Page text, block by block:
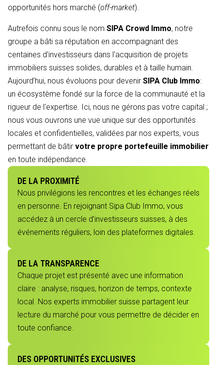
opportunités hors marché (off-market).
Autrefois connu sous le nom SIPA Crowd Immo, notre
groupe a bâti sa réputation en accompagnant des
centaines d'investisseurs dans l'acquisition de projets
immobiliers suisses solides, durables et à taille humain.
Aujourd’hui, nous évoluons pour devenir SIPA Club Immo:
un écosystème fondé sur la force de la communauté et la
rigueur de l'expertise. Ici, nous ne gérons pas votre capital ;
nous vous ouvrons une vue unique sur des opportunités
locales et confidentielles, validées par nos experts, vous
permettant de bâtir votre propre portefeuille immobilier
en toute indépendance.
DE LA PROXIMITÉ
Nous privilégions les rencontres et les échanges réels
en personne. En rejoignant Sipa Club Immo, vous
accédez à un cercle d’investisseurs suisses, à des
événements réguliers, loin des plateformes digitales.
DE LA TRANSPARENCE
Chaque projet est présenté avec une information
claire : analyse, risques, horizon de temps, contexte
local. Nos experts immobilier suisse partagent leur
lecture du marché pour vous permettre de décider en
toute confiance.
DES OPPORTUNITÉS EXCLUSIVES